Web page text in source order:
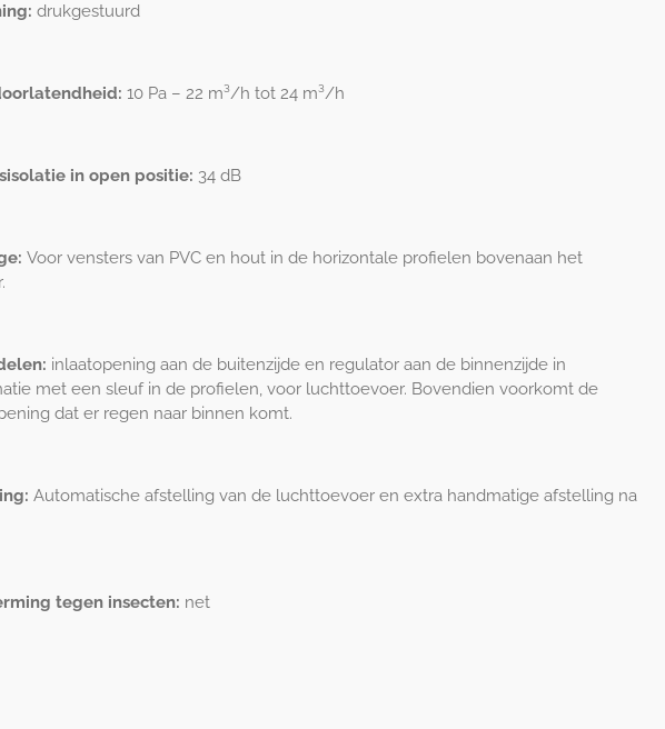
drukgestuurd
10 Pa – 22 m³/h tot 24 m³/h
in open positie: 34 dB
Voor vensters van PVC en hout in de horizontale profielen bovenaan het
.
inlaatopening aan de buitenzijde en regulator aan de binnenzijde in
met een sleuf in de profielen, voor luchttoevoer. Bovendien voorkomt de
dat er regen naar binnen komt.
Automatische afstelling van de luchttoevoer en extra handmatige afstelling na
tegen insecten: net